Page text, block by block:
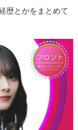
歴とかをまとめて